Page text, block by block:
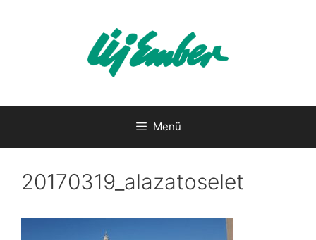
Menü
20170319_alazatoselet